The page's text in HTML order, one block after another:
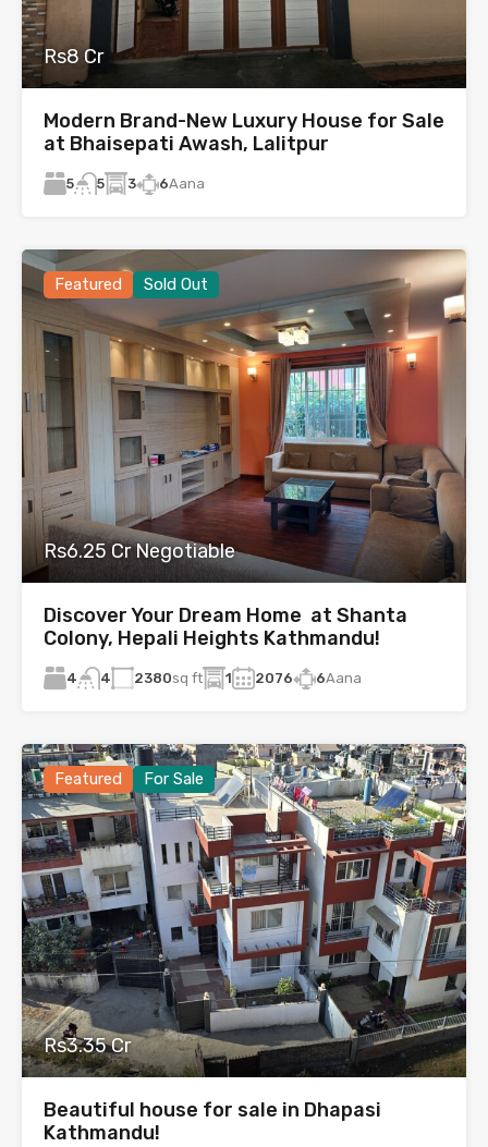
Rs8 Cr
Modern Brand-New Luxury House for Sale
at Bhaisepati Awash, Lalitpur
5 5 3 6Aana
Featured Sold Out
Rs6.25 Cr Negotiable
Discover Your Dream Home at Shanta
Colony, Hepali Heights Kathmandu!
4 4 2380sq ft 1 2076 6Aana
Featured For Sale
Rs3.35 Cr
Beautiful house for sale in Dhapasi
Kathmandu!